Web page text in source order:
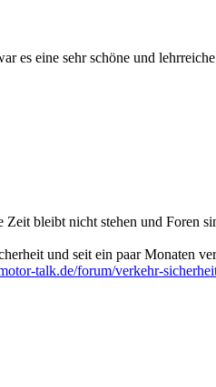
es eine sehr schöne und
bleibt nicht stehen und Foren
und seit ein paar Monaten
talk.de/forum/verkehr-